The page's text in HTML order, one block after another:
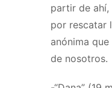
partir de ahí,
por rescatar
anónima
de nosotros.